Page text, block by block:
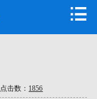
点击数： 1856